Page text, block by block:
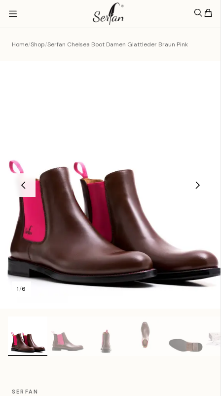
Home/Shop/Serfan Chelsea Boot Damen Glattleder Braun Pink
1/6
SERFAN